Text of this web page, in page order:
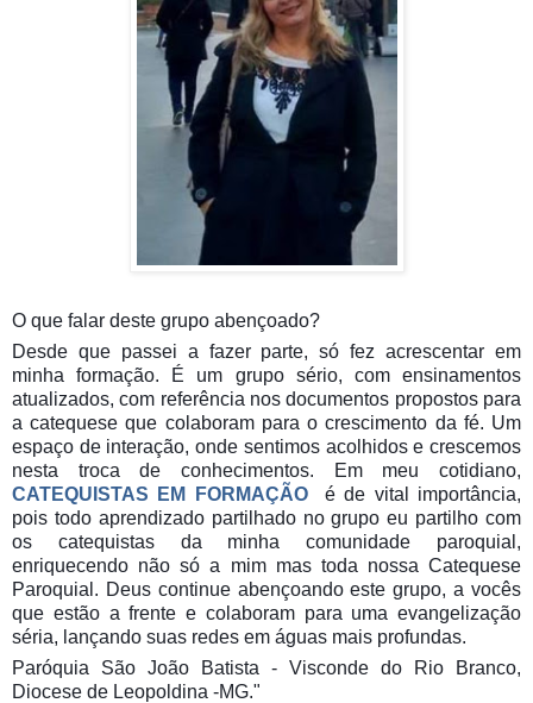
O que falar deste grupo abençoado?
Desde que passei a fazer parte, só fez acrescentar em
minha formação. É um grupo sério, com ensinamentos
atualizados, com referência nos documentos propostos para
a catequese que colaboram para o crescimento da fé. Um
espaço de interação, onde sentimos acolhidos e crescemos
nesta troca de conhecimentos. Em meu cotidiano,
CATEQUISTAS EM FORMAÇÃOé de vital importância,
pois todo aprendizado partilhado no grupo eu partilho com
os catequistas da minha comunidade paroquial,
enriquecendo não só a mim mas toda nossa Catequese
Paroquial. Deus continue abençoando este grupo, a vocês
que estão a frente e colaboram para uma evangelização
séria, lançando suas redes em águas mais profundas.
Paróquia São João Batista - Visconde do Rio Branco,
Diocese de Leopoldina -MG."